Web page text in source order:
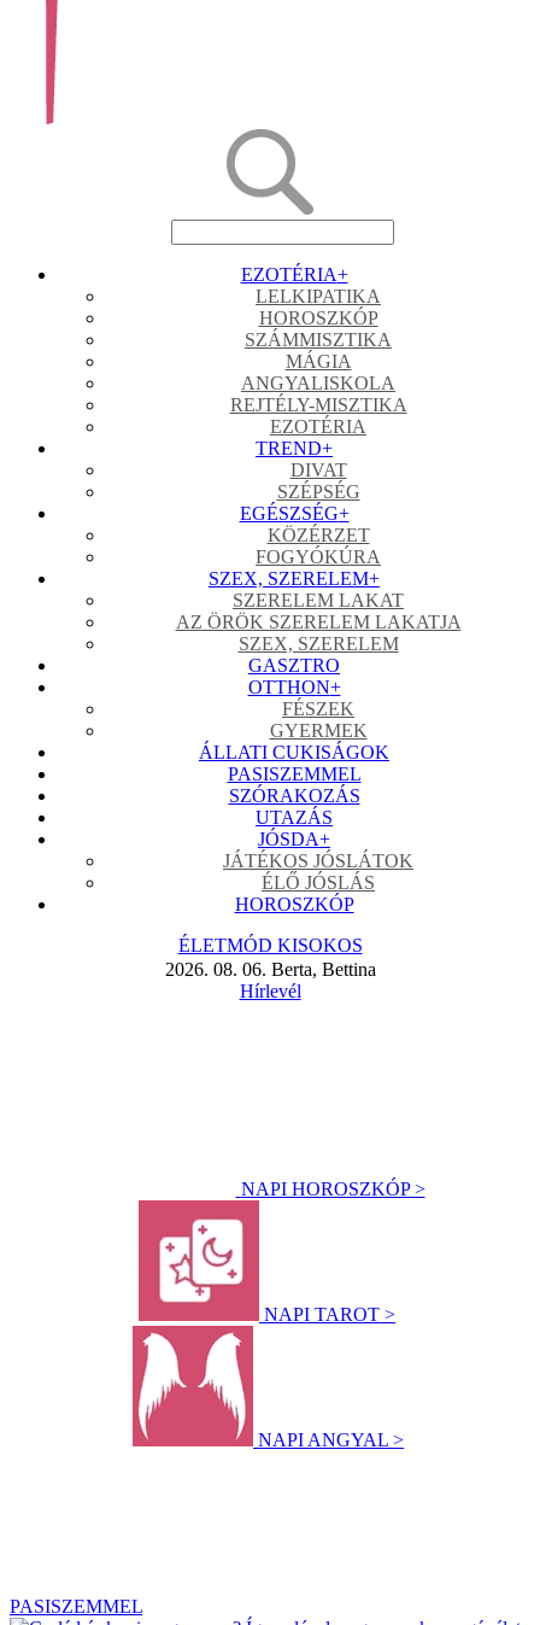
EZOTÉRIA+
LELKIPATIKA
HOROSZKÓP
SZÁMMISZTIKA
MÁGIA
ANGYALISKOLA
REJTÉLY-MISZTIKA
EZOTÉRIA
TREND+
DIVAT
SZÉPSÉG
EGÉSZSÉG+
KÖZÉRZET
FOGYÓKÚRA
SZEX, SZERELEM+
SZERELEM LAKAT
AZ ÖRÖK SZERELEM LAKATJA
SZEX, SZERELEM
GASZTRO
OTTHON+
FÉSZEK
GYERMEK
ÁLLATI CUKISÁGOK
PASISZEMMEL
SZÓRAKOZÁS
UTAZÁS
JÓSDA+
JÁTÉKOS JÓSLÁTOK
ÉLŐ JÓSLÁS
HOROSZKÓP
ÉLETMÓD KISOKOS
2026. 08. 06. Berta, Bettina
Hírlevél
NAPI HOROSZKÓP >
NAPI TAROT >
NAPI ANGYAL >
PASISZEMMEL